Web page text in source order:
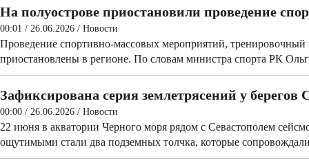
На полуострове приостановили проведение
00:01 / 26.06.2026 / Новости
Проведение спортивно-массовых мероприятий,
приостановлены в регионе. По словам министра спорта РК
Зафиксирована серия землетрясений у берегов
00:00 / 26.06.2026 / Новости
22 июня в акватории­ Черного моря рядом с Севастополем
ощутимыми стали два подземных толчка, которые